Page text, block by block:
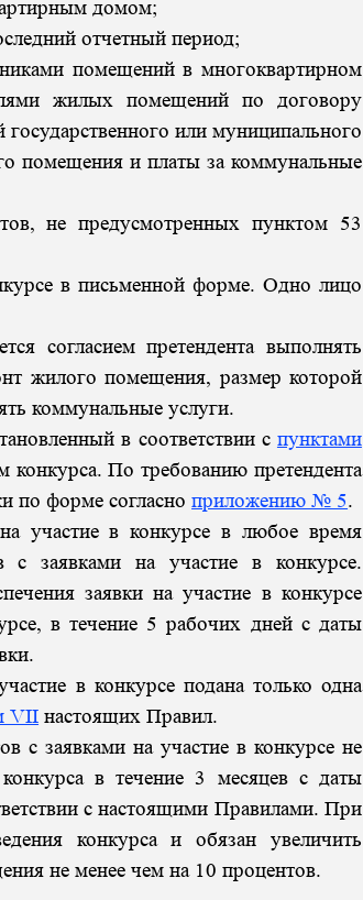
домом;
отчетный период;
помещений в многоквартирном
жилых помещений по договору
или муниципального
помещения и платы за коммунальные
не предусмотренных пунктом 53
в письменной форме. Одно лицо
претендента выполнять
жилого помещения, размер которой
коммунальные услуги.
в соответствии с пунктами
конкурса. По требованию претендента
по форме согласноприложению № 5.
участие в конкурсе в любое время
с заявками на участие в конкурсе.
заявки на участие в конкурсе
в течение 5 рабочих дней с даты
в конкурсе подана только одна
VII настоящих Правил.
заявками на участие в конкурсе не
в течение 3 месяцев с даты
с настоящими Правилами. При
конкурса и обязан увеличить
не менее чем на 10 процентов.